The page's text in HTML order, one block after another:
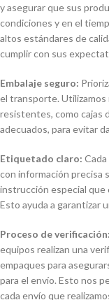
y asegurar que sus
condiciones y en el
altos estándares de
cumplir con sus
Embalaje seguro:
el transporte. Utilizamos
resistentes, como cajas
adecuados, para evitar
Etiquetado claro:
con información precisa
instrucción especial
Esto ayuda a garantizar
Proceso de verificación:
equipos realizan una
empaques para
para el envío. Esto nos
cada envío que